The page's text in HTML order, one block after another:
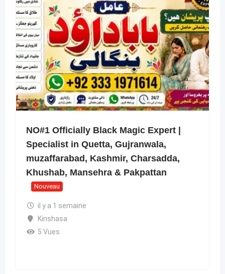
NO#1 Officially Black Magic Expert |
Specialist in Quetta, Gujranwala,
muzaffarabad, Kashmir, Charsadda,
Khushab, Mansehra & Pakpattan
Nouveau
il y a 1 semaine
Kinshasa
5 Vues